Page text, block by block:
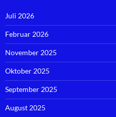
Juli 2026
Februar 2026
November 2025
Oktober 2025
September 2025
August 2025